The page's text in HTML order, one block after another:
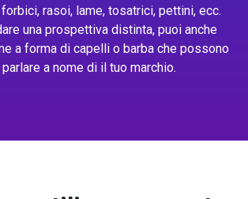
rasoi, lame, tosatrici, pettini, ecc.
una prospettiva distinta, puoi anche
a forma di capelli o barba che possono
a nome di il tuo marchio.